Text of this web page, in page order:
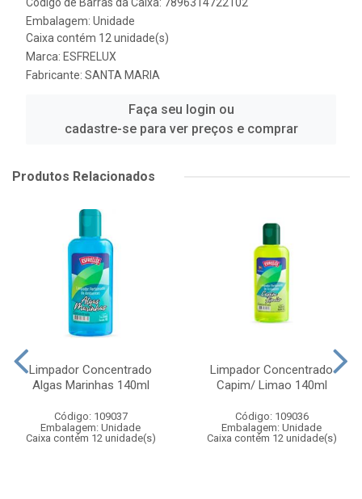
Embalagem: Unidade
Caixa contém 12 unidade(s)
Marca: ESFRELUX
Fabricante: SANTA MARIA
Faça seu login ou
cadastre-se para ver preços e comprar
Produtos Relacionados
Limpador Concentrado
Algas Marinhas 140ml
Código: 109037
Embalagem: Unidade
Caixa contém 12 unidade(s)
Limpador Concentrado
Capim/ Limao 140ml
Código: 109036
Embalagem: Unidade
Caixa contém 12 unidade(s)